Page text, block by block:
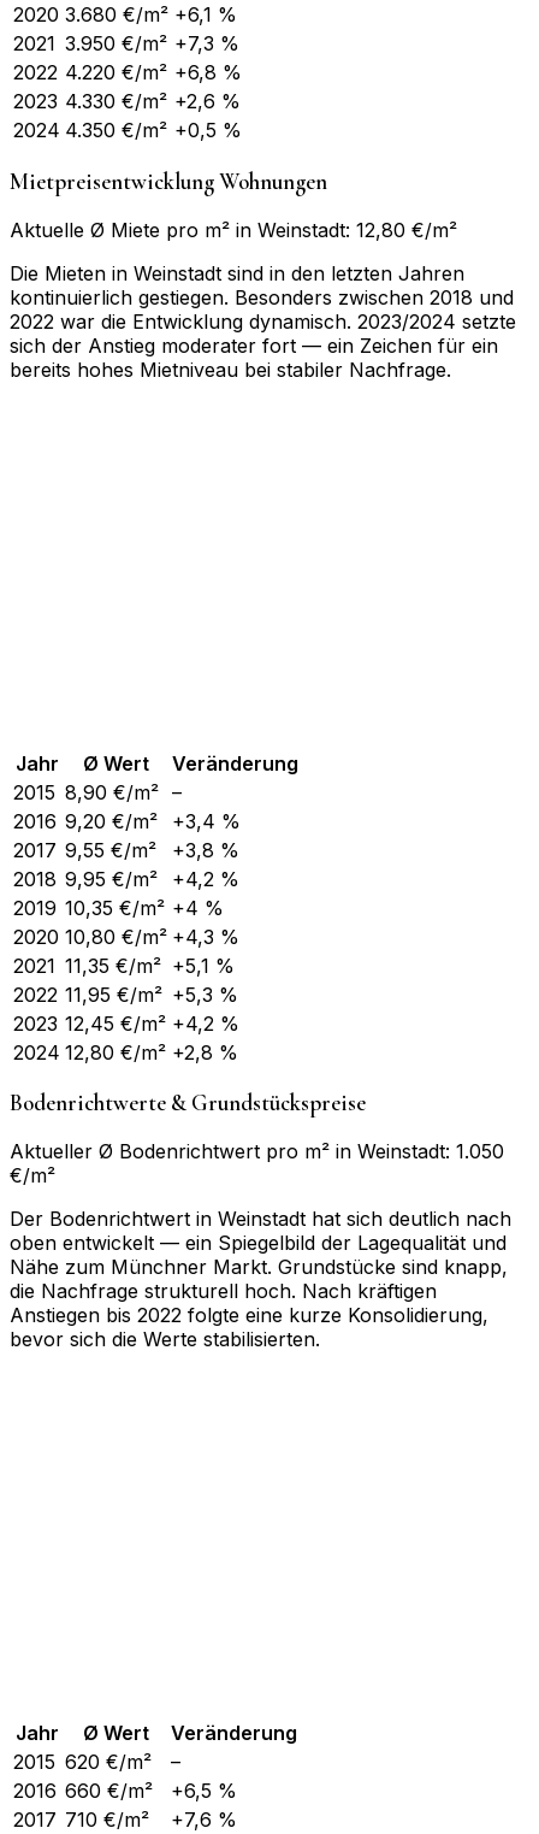
2020 3.680 €/m² +6,1 %
2021 3.950 €/m² +7,3 %
2022 4.220 €/m² +6,8 %
2023 4.330 €/m² +2,6 %
2024 4.350 €/m² +0,5 %
Mietpreisentwicklung Wohnungen
Aktuelle Ø Miete pro m² in Weinstadt: 12,80 €/m²
Die Mieten in Weinstadt sind in den letzten Jahren
kontinuierlich gestiegen. Besonders zwischen 2018 und
2022 war die Entwicklung dynamisch. 2023/2024 setzte
sich der Anstieg moderater fort — ein Zeichen für ein
bereits hohes Mietniveau bei stabiler Nachfrage.
Jahr Ø Wert
Veränderung
2015 8,90 €/m² –
2016 9,20 €/m²
+3,4 %
2017 9,55 €/m²
+3,8 %
2018 9,95 €/m²
+4,2 %
2019 10,35 €/m² +4 %
2020 10,80 €/m² +4,3 %
2021 11,35 €/m² +5,1 %
2022 11,95 €/m² +5,3 %
2023 12,45 €/m² +4,2 %
2024 12,80 €/m² +2,8 %
Bodenrichtwerte & Grundstückspreise
Aktueller Ø Bodenrichtwert pro m² in Weinstadt: 1.050
€/m²
Der Bodenrichtwert in Weinstadt hat sich deutlich nach
oben entwickelt — ein Spiegelbild der Lagequalität und
Nähe zum Münchner Markt. Grundstücke sind knapp,
die Nachfrage strukturell hoch. Nach kräftigen
Anstiegen bis 2022 folgte eine kurze Konsolidierung,
bevor sich die Werte stabilisierten.
Jahr Ø Wert
Veränderung
2015 620 €/m²
–
2016 660 €/m²
+6,5 %
2017 710 €/m²
+7,6 %